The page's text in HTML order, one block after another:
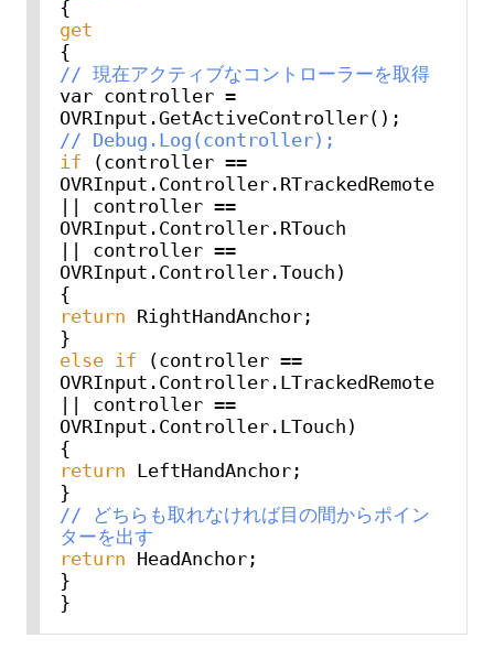
get
// 現在アクティブなコントローラーを取得
var controller =
// Debug.Log(controller);
if (controller ==
OVRInput.Controller.RTrackedRemote
|| controller ==
OVRInput.Controller.RTouch
|| controller ==
OVRInput.Controller.Touch)
return RightHandAnchor;
else if (controller ==
OVRInput.Controller.LTrackedRemote
|| controller ==
OVRInput.Controller.LTouch)
return LeftHandAnchor;
// どちらも取れなければ目の間からポイン
ターを出す
return HeadAnchor;
}